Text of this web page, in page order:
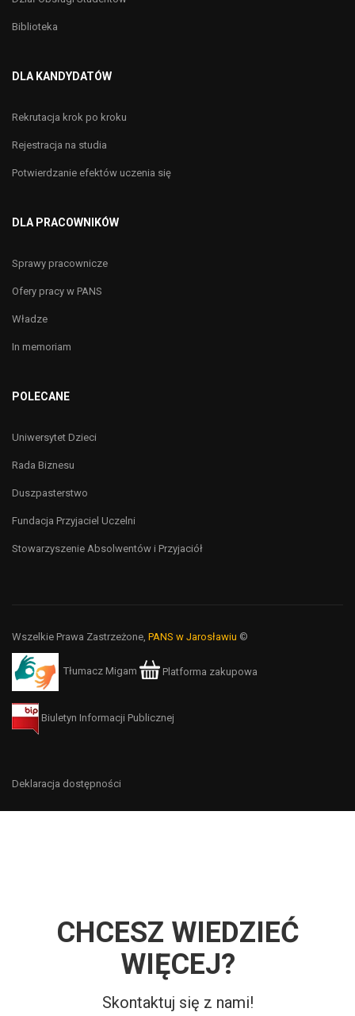
Biblioteka
DLA KANDYDATÓW
Rekrutacja krok po kroku
Rejestracja na studia
Potwierdzanie efektów uczenia się
DLA PRACOWNIKÓW
Sprawy pracownicze
Ofery pracy w PANS
Władze
In memoriam
POLECANE
Uniwersytet Dzieci
Rada Biznesu
Duszpasterstwo
Fundacja Przyjaciel Uczelni
Stowarzyszenie Absolwentów i Przyjaciół
Wszelkie Prawa Zastrzeżone, PANS w Jarosławiu ©
Tłumacz Migam Platforma zakupowa
Biuletyn Informacji Publicznej
Deklaracja dostępności
CHCESZ WIEDZIEĆ
WIĘCEJ?
Skontaktuj się z nami!